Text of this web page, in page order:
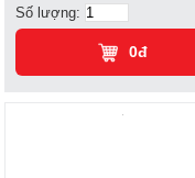
Số lượng:
0đ